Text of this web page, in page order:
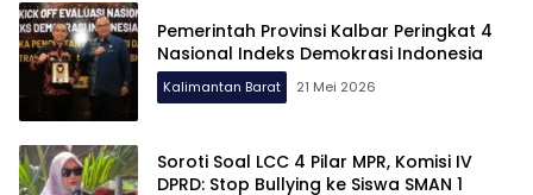
Pemerintah Provinsi Kalbar Peringkat 4
Nasional Indeks Demokrasi Indonesia
Kalimantan Barat 21 Mei 2026
Soroti Soal LCC 4 Pilar MPR, Komisi IV
DPRD: Stop Bullying ke Siswa SMAN 1